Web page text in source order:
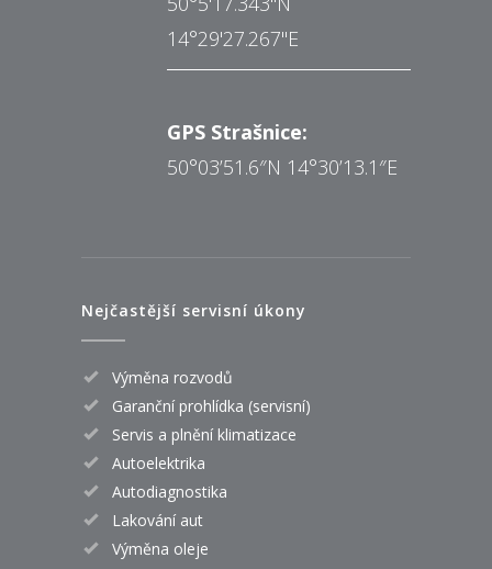
14°29'27.267"E
GPS Strašnice:
50°03’51.6″N 14°30’13.1″E
Nejčastější servisní úkony
Výměna rozvodů
Garanční prohlídka (servisní)
Servis a plnění klimatizace
Autoelektrika
Autodiagnostika
Lakování aut
Výměna oleje